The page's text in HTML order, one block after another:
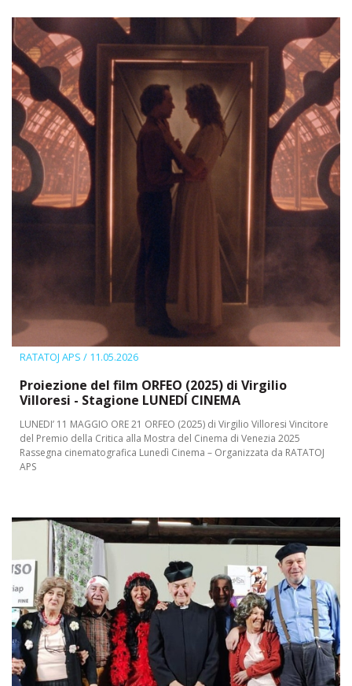
RATATOJ APS / 11.05.2026
Proiezione del film ORFEO (2025) di Virgilio
Villoresi - Stagione LUNEDÍ CINEMA
LUNEDI’ 11 MAGGIO ORE 21 ORFEO (2025) di Virgilio Villoresi Vincitore
del Premio della Critica alla Mostra del Cinema di Venezia 2025
Rassegna cinematografica Lunedì Cinema – Organizzata da RATATOJ
APS